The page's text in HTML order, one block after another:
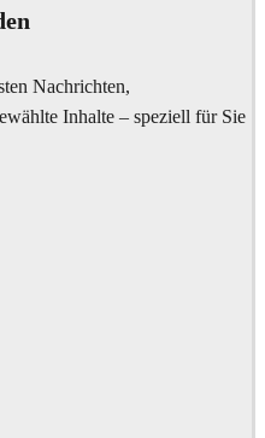
Nachrichten,
Inhalte – speziell für Sie